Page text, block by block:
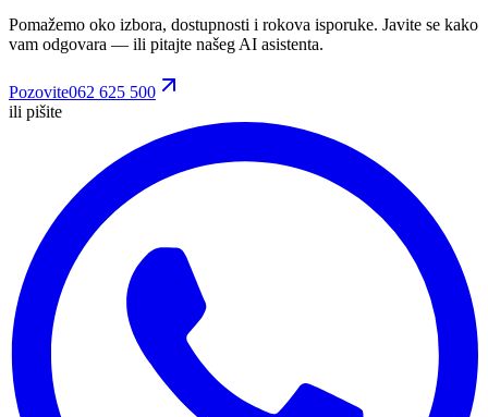
Pomažemo oko izbora, dostupnosti i rokova isporuke. Javite se kako
vam odgovara — ili pitajte našeg AI asistenta.
Pozovite062 625 500
ili pišite